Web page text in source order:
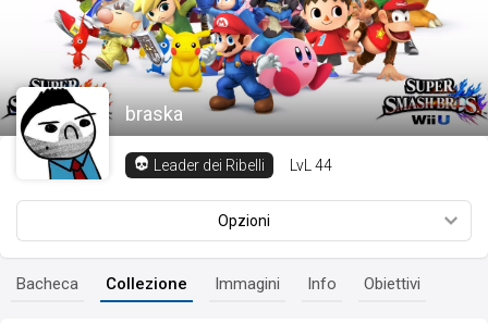
braska
Leader dei Ribelli LvL 44
Opzioni
Bacheca Collezione Immagini Info Obiettivi